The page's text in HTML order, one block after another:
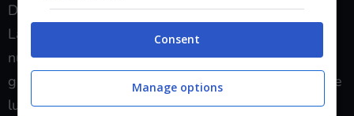
Discorso molto diverso è invece applicabile per
Lande Letali, location del gioco esistente da
numerose stagioni che è ottima per tutti quei
giocatori che si divertono ad abbattere i nemici dalle
lunghe distanze, considerata la scarsa presenza di
Consent
Manage options